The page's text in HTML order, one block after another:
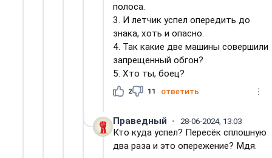
полоса.
3. И летчик успел опередить до
знака, хоть и опасно.
4. Так какие две машины совершили
запрещенный обгон?
5. Хто ты, боец?
2 11 ответить
Праведный 28-06-2024, 13:03
Кто куда успел? Пересёк сплошную
два раза и это опережение? Мдя.